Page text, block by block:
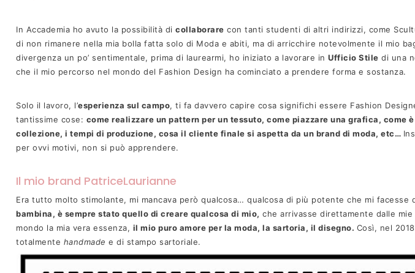
In Accademia ho avuto la possibilità di collaborare con tanti studenti di altri indirizzi, come
di non rimanere nella mia bolla fatta solo di Moda e abiti, ma di arricchire notevolmente il mio
divergenza un po’ sentimentale, prima di laurearmi, ho iniziato a lavorare in Ufficio Stile di una
che il mio percorso nel mondo del Fashion Design ha cominciato a prendere forma e sostanza.
Solo il lavoro, l’esperienza sul campo, ti fa davvero capire cosa significhi essere Fashion
tantissime cose: come realizzare un pattern per un tessuto, come piazzare una grafica, come
collezione, i tempi di produzione, cosa il cliente finale si aspetta da un brand di moda, etc…
per ovvi motivi, non si può apprendere.
Il mio brand PatriceLaurianne
Era tutto molto stimolante, mi mancava però qualcosa… qualcosa di più potente che mi facesse
bambina, è sempre stato quello di creare qualcosa di mio, che arrivasse direttamente dalle
mondo la mia vera essenza, il mio puro amore per la moda, la sartoria, il disegno. Così, nel
totalmente handmade e di stampo sartoriale.